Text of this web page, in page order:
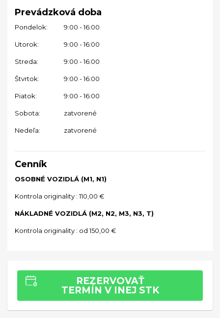
Prevádzková doba
Pondelok: 9:00 - 16:00
Utorok: 9:00 - 16:00
Streda: 9:00 - 16:00
Štvrtok: 9:00 - 16:00
Piatok: 9:00 - 16:00
Sobota: zatvorené
Nedeľa: zatvorené
Cenník
OSOBNÉ VOZIDLÁ (M1, N1)
Kontrola originality :110,00 €
NÁKLADNÉ VOZIDLÁ (M2, N2, M3, N3, T)
Kontrola originality : od 150,00 €
REZERVOVAŤ
TERMÍN V INEJ STK